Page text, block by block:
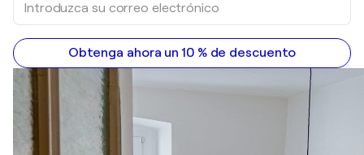
Obtenga ahora un 10 % de descuento